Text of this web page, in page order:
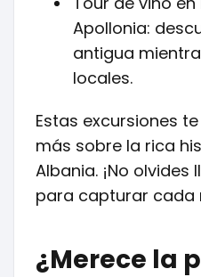
Apollonia:
antigua
locales.
Estas excursiones
más sobre la rica
Albania. ¡No
para capturar cada
¿Merece la